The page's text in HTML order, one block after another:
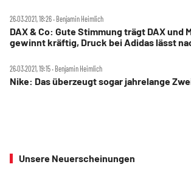
26.03.2021, 18:26 ‧ Benjamin Heimlich
DAX & Co: Gute Stimmung trägt DAX und
gewinnt kräftig, Druck bei Adidas lässt
26.03.2021, 19:15 ‧ Benjamin Heimlich
Nike: Das überzeugt sogar jahrelange
Unsere Neuerscheinungen